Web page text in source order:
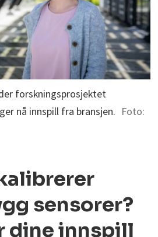
forskningsprosjektet
nå innspill fra bransjen. Foto:
sensorer?
dine innspill